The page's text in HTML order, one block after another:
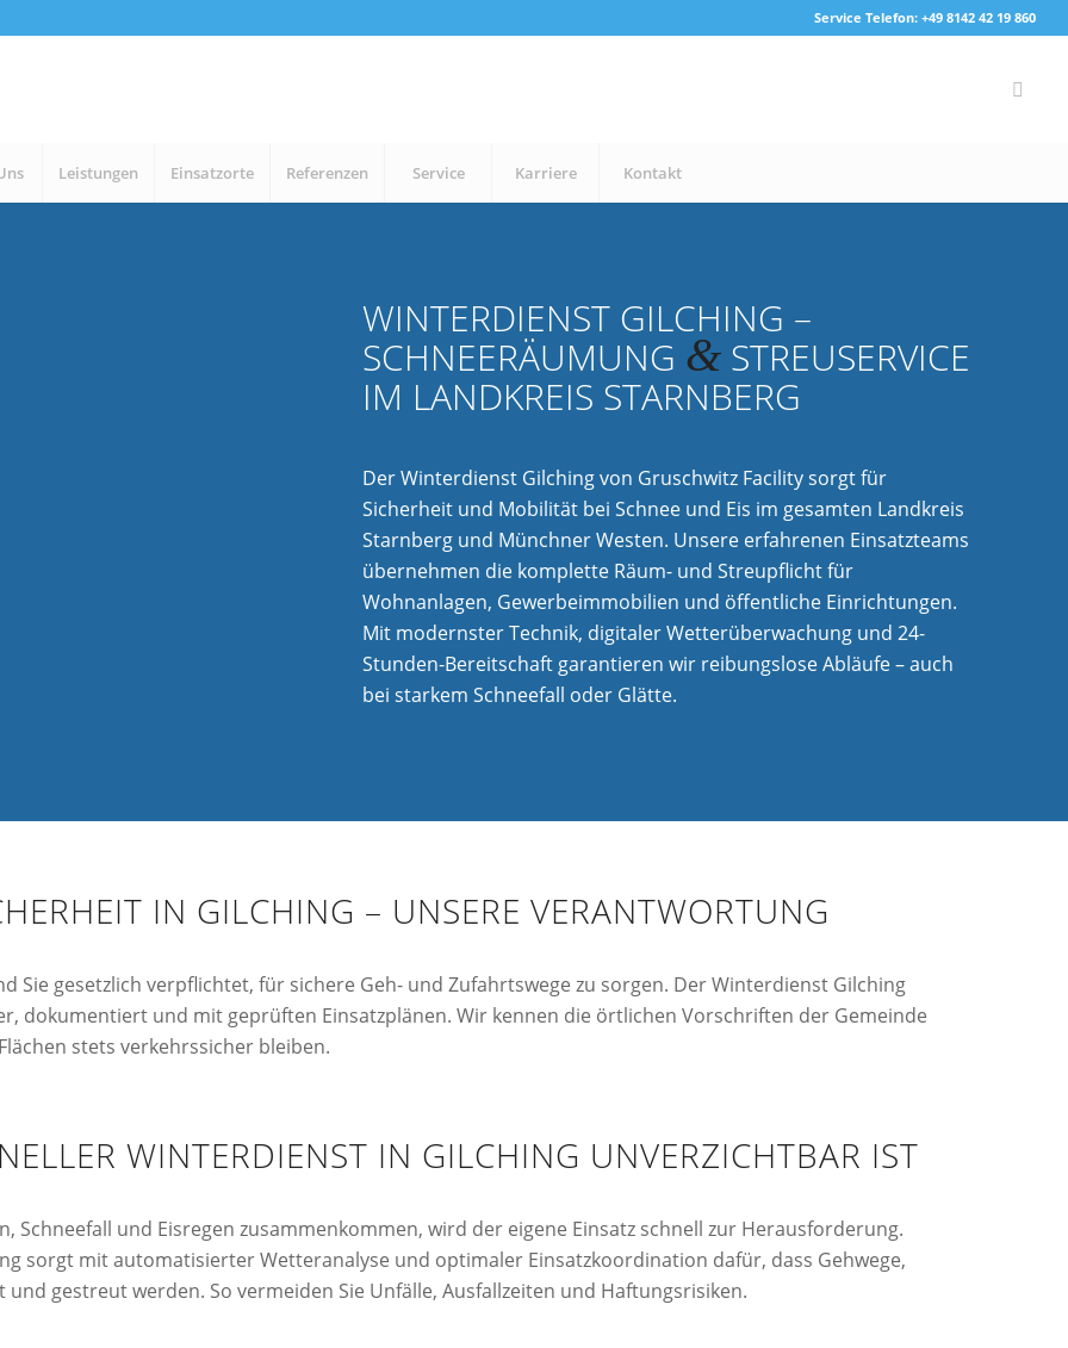
Service Telefon: +49 8142 42 19 860
Leistungen Einsatzorte Referenzen Service Karriere Kontakt
WINTERDIENST GILCHING –
SCHNEERÄUMUNG & STREUSERVICE
IM LANDKREIS STARNBERG
Der Winterdienst Gilching von Gruschwitz Facility sorgt für
Sicherheit und Mobilität bei Schnee und Eis im gesamten Landkreis
Starnberg und Münchner Westen. Unsere erfahrenen Einsatzteams
übernehmen die komplette Räum- und Streupflicht für
Wohnanlagen, Gewerbeimmobilien und öffentliche Einrichtungen.
Mit modernster Technik, digitaler Wetterüberwachung und 24-
Stunden-Bereitschaft garantieren wir reibungslose Abläufe – auch
bei starkem Schneefall oder Glätte.
IN GILCHING – UNSERE VERANTWORTUNG
Sie gesetzlich verpflichtet, für sichere Geh- und Zufahrtswege zu sorgen. Der Winterdienst Gilching
dokumentiert und mit geprüften Einsatzplänen. Wir kennen die örtlichen Vorschriften der Gemeinde
stets verkehrssicher bleiben.
WINTERDIENST IN GILCHING UNVERZICHTBAR IST
Schneefall und Eisregen zusammenkommen, wird der eigene Einsatz schnell zur Herausforderung.
sorgt mit automatisierter Wetteranalyse und optimaler Einsatzkoordination dafür, dass Gehwege,
gestreut werden. So vermeiden Sie Unfälle, Ausfallzeiten und Haftungsrisiken.